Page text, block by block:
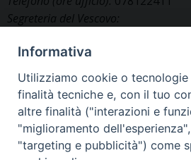
Segreteria del Vescovo:
Uffici di Curia:
Cancelleria (richiesta documenti):
canc.curia.iglesias@tiscali.it
Comunicazione & media (ufficio
ucs.iglesias@gmail.com
Informativa
Utilizziamo cookie o tecnologie
finalità tecniche e, con il tuo
altre finalità ("interazioni e
"miglioramento
"targeting e pubblicità") come